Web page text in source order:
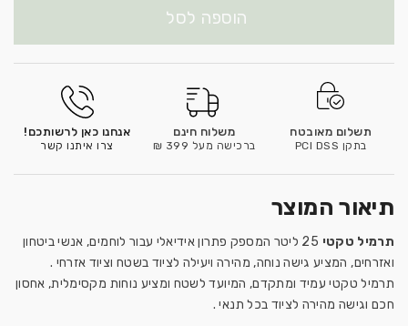
הוספה לסל
תשלום מאובטח
בתקן PCI DSS
משלוח חינם
ברכישה מעל 399 ₪
אנחנו כאן לרשותכם!
צרו איתנו קשר
תיאור המוצר
תרמיל טקטי
25 ליטר המספק פתרון אידיאלי עבור לוחמים, אנשי ביטחון
ואזרחים, המציע גישה נוחה, מהירה ויעילה לציוד בשטח וציוד אזרחי .
תרמיל טקטי עמיד ומתקדם, המיועד לשטח ומציע נוחות מקסימלית, אחסון
חכם וגישה מהירה לציוד בכל תנאי .